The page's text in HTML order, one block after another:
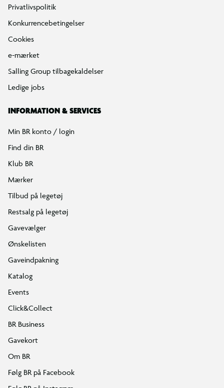
Privatlivspolitik
Konkurrencebetingelser
Cookies
e-mærket
Salling Group tilbagekaldelser
Ledige jobs
INFORMATION & SERVICES
Min BR konto / login
Find din BR
Klub BR
Mærker
Tilbud på legetøj
Restsalg på legetøj
Gavevælger
Ønskelisten
Gaveindpakning
Katalog
Events
Click&Collect
BR Business
Gavekort
Om BR
Følg BR på Facebook